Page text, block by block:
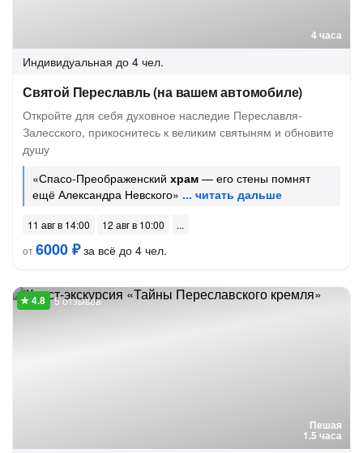
4 часа
Индивидуальная до 4 чел.
Святой Переславль (на вашем автомобиле)
Откройте для себя духовное наследие Переславля-
Залесского, прикоснитесь к великим святыням и обновите
душу
«Спасо-Преображенский храм — его стены помнят
ещё Александра Невского»
11 авг в 14:00
12 авг в 10:00
от6000 ₽за всё до 4 чел.
Пешая
1.5 часа
5 отзывов